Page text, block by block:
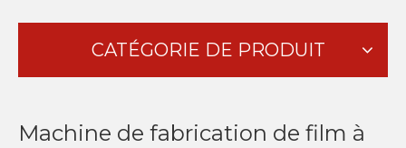
CATÉGORIE DE PRODUIT
Machine de fabrication de film à